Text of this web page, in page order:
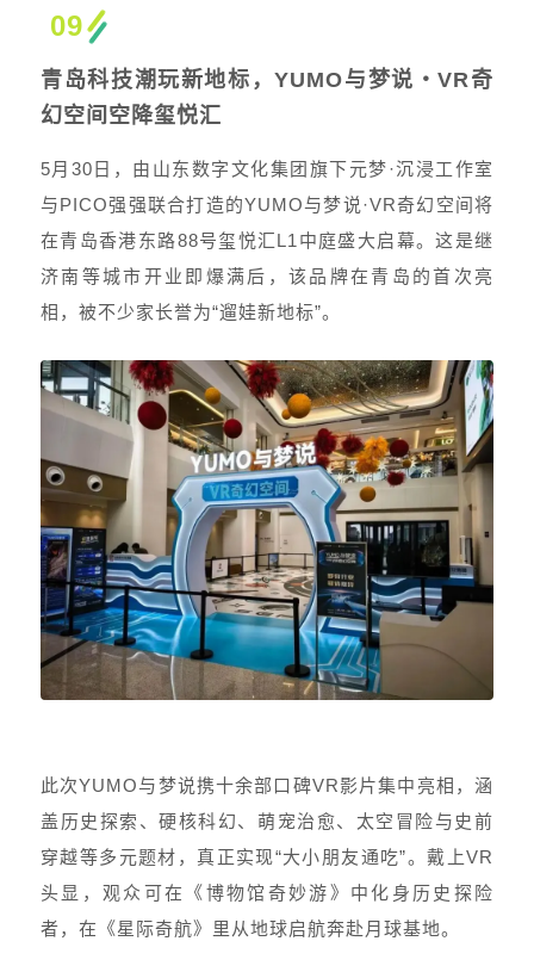
09
青岛科技潮玩新地标，YUMO与梦说・VR奇
幻空间空降玺悦汇
5月30日，由山东数字文化集团旗下元梦·沉浸工作室
与PICO强强联合打造的YUMO与梦说·VR奇幻空间将
在青岛香港东路88号玺悦汇L1中庭盛大启幕。这是继
济南等城市开业即爆满后，该品牌在青岛的首次亮
相，被不少家长誉为“遛娃新地标”。
此次YUMO与梦说携十余部口碑VR影片集中亮相，涵
盖历史探索、硬核科幻、萌宠治愈、太空冒险与史前
穿越等多元题材，真正实现“大小朋友通吃”。戴上VR
头显，观众可在《博物馆奇妙游》中化身历史探险
者，在《星际奇航》里从地球启航奔赴月球基地。